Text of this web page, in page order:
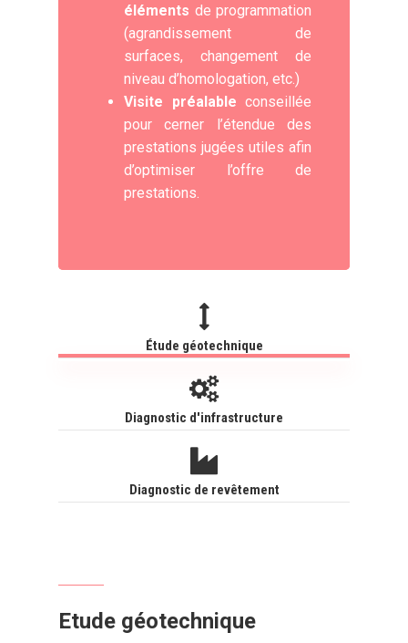
éléments de programmation
(agrandissement de
surfaces, changement de
niveau d’homologation, etc.)
Visite préalable conseillée
pour cerner l’étendue des
prestations jugées utiles afin
d’optimiser l’offre de
prestations.
Étude géotechnique
Diagnostic d'infrastructure
Diagnostic de revêtement
Etude géotechnique